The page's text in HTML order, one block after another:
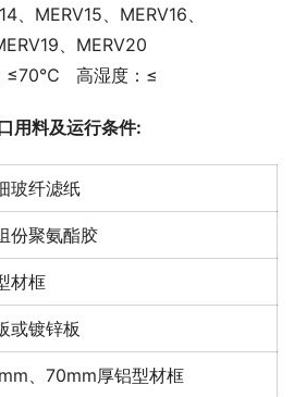
、MERV20
≤70℃   高湿度：≤
用料及运行条件:
玻纤滤纸
份聚氨酯胶
材框
或镀锌板
、70mm厚铝型材框